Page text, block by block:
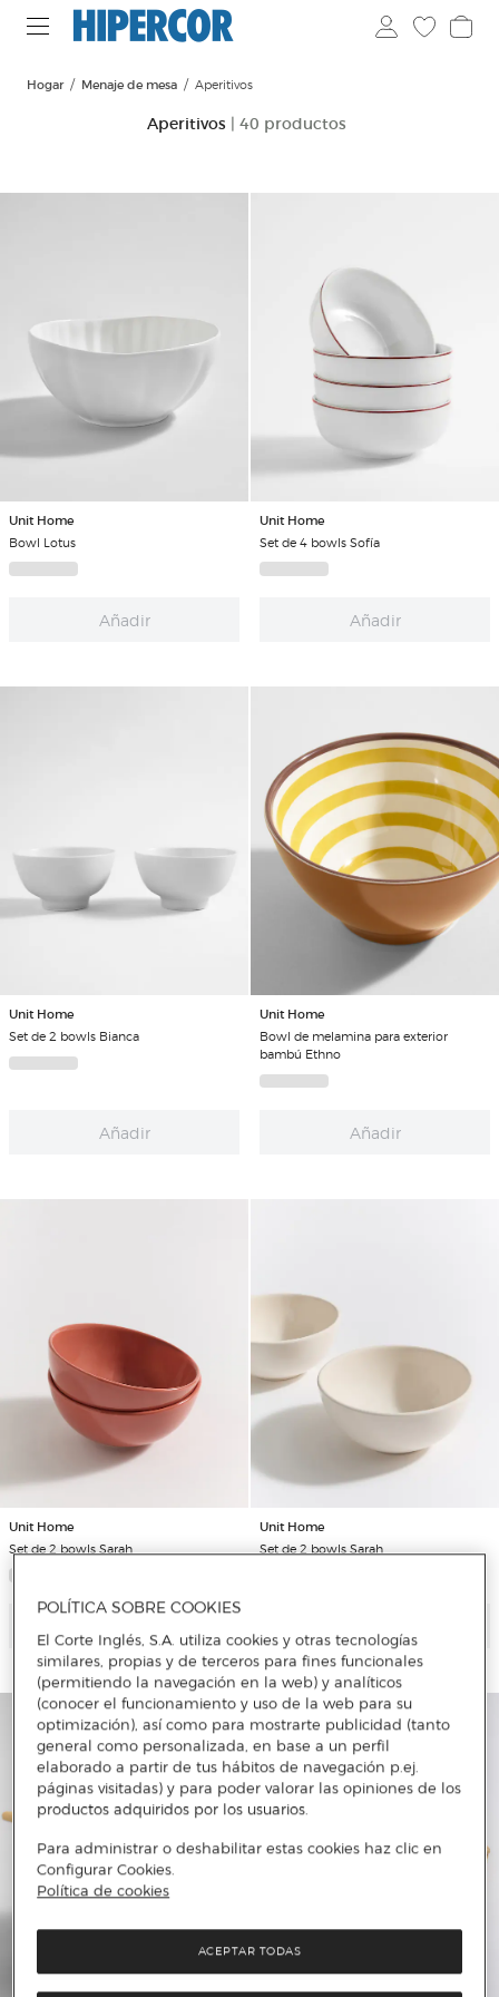
Hogar Menaje de mesa Aperitivos
Aperitivos | 40 productos
Unit Home
Bowl Lotus
Añadir
Unit Home
Set de 4 bowls Sofía
Añadir
Unit Home
Set de 2 bowls Bianca
Añadir
Unit Home
Bowl de melamina para exterior
bambú Ethno
Añadir
Unit Home
Set de 2 bowls Sarah
Unit Home
Set de 2 bowls Sarah
POLÍTICA SOBRE COOKIES
El Corte Inglés, S.A. utiliza cookies y otras tecnologías
similares, propias y de terceros para fines funcionales
(permitiendo la navegación en la web) y analíticos
(conocer el funcionamiento y uso de la web para su
optimización), así como para mostrarte publicidad (tanto
general como personalizada, en base a un perfil
elaborado a partir de tus hábitos de navegación p.ej.
páginas visitadas) y para poder valorar las opiniones de los
productos adquiridos por los usuarios.
Para administrar o deshabilitar estas cookies haz clic en
Configurar Cookies.
Política de cookies
ACEPTAR TODAS